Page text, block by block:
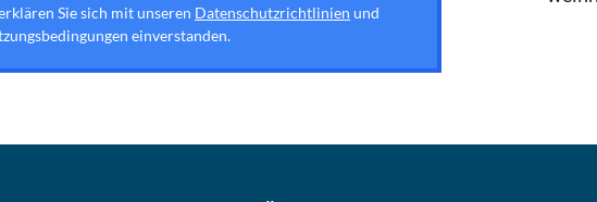
Sie sich mit unseren Datenschutzrichtlinien und
einverstanden.